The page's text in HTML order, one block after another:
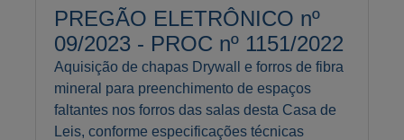
PREGÃO ELETRÔNICO nº
09/2023 - PROC nº 1151/2022
Aquisição de chapas Drywall e forros de fibra
mineral para preenchimento de espaços
faltantes nos forros das salas desta Casa de
Leis, conforme especificações técnicas